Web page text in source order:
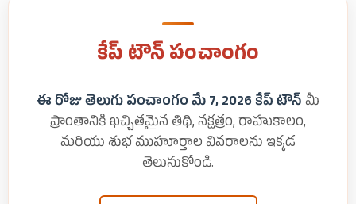
కేప్ టౌన్ పంచాంగం
ఈ రోజు తెలుగు పంచాంగం మే 7, 2026 కేప్ టౌన్ మీ
ప్రాంతానికి ఖచ్చితమైన తిథి, నక్షత్రం, రాహుకాలం,
మరియు శుభ ముహూర్తాల వివరాలను ఇక్కడ
తెలుసుకోండి.